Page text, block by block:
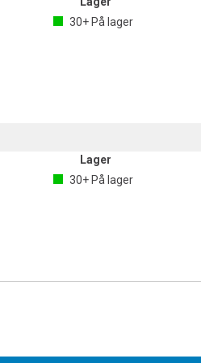
30+På lager
Lager
30+På lager